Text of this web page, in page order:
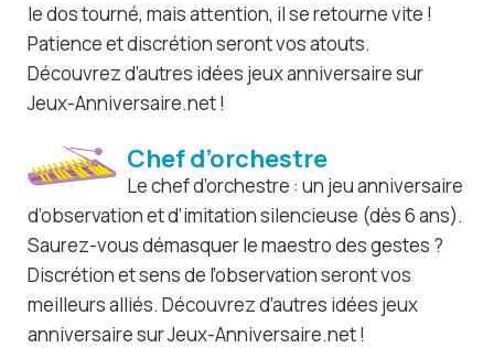
le dos tourné, mais attention, il se retourne vite !
Patience et discrétion seront vos atouts.
Découvrez d’autres idées jeux anniversaire sur
Jeux-Anniversaire.net !
Chef d’orchestre
Le chef d’orchestre : un jeu anniversaire
d’observation et d’imitation silencieuse (dès 6 ans).
Saurez-vous démasquer le maestro des gestes ?
Discrétion et sens de l’observation seront vos
meilleurs alliés. Découvrez d’autres idées jeux
anniversaire sur Jeux-Anniversaire.net !